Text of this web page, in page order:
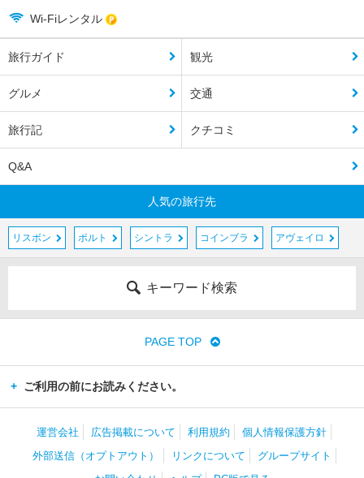
Wi-Fiレンタル
旅行ガイド 観光
グルメ 交通
旅行記 クチコミ
Q&A
人気の旅行先
リスボン ポルト シントラ コインブラ アヴェイロ
キーワード検索
PAGE TOP
ご利用の前にお読みください。
運営会社 広告掲載について 利用規約
個人情報保護方針
外部送信（オプトアウト）
リンクについて
グループサイト